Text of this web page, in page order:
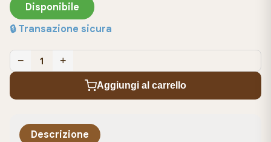
Disponibile
🔒 Transazione sicura
− 1 +
Aggiungi al carrello
Descrizione